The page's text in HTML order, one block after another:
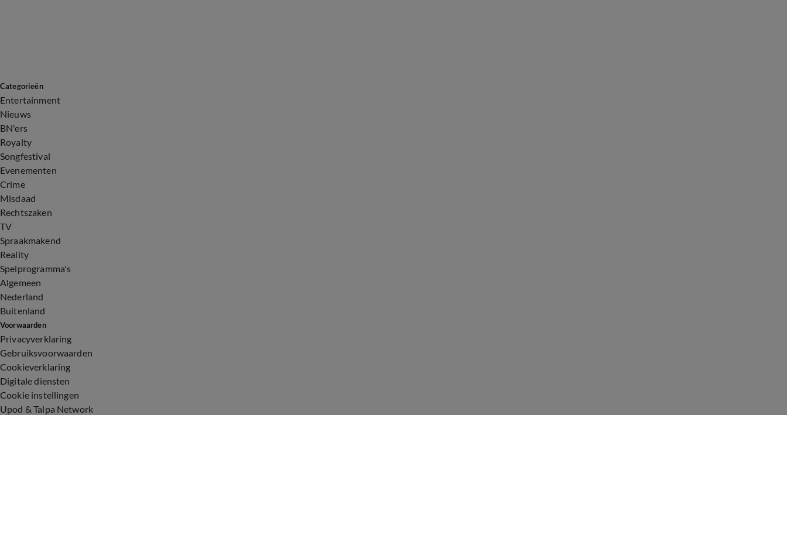
Categorieën
Entertainment
Nieuws
BN'ers
Royalty
Songfestival
Evenementen
Crime
Misdaad
Rechtszaken
TV
Spraakmakend
Reality
Spelprogramma's
Algemeen
Nederland
Buitenland
Voorwaarden
Privacyverklaring
Gebruiksvoorwaarden
Cookieverklaring
Digitale diensten
Cookie instellingen
Upod & Talpa Network